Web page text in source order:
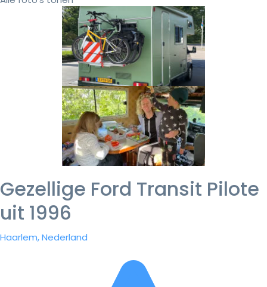
Gezellige Ford Transit Pilote
uit 1996
Haarlem, Nederland